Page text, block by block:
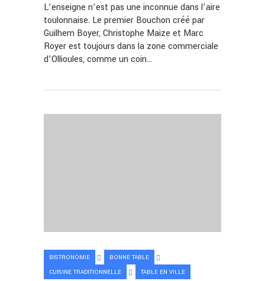
L’enseigne n’est pas une inconnue dans l’aire
toulonnaise. Le premier Bouchon créé par
Guilhem Boyer, Christophe Maize et Marc
Royer est toujours dans la zone commerciale
d’Ollioules, comme un coin…
BISTRONOMIE
BONNE TABLE
CUISINE TRADITIONNELLE
TABLE EN VILLE